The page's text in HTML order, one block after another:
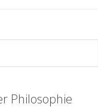
Philosophie